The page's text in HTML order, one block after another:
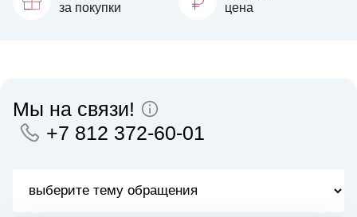
за покупки
цена
Мы на связи!
+7 812 372-60-01